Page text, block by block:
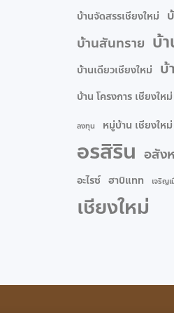
บ้านจัดสรรเชียงใหม่
บ้านสันทราย บ้
บ้านเดียวเชียงใหม่ บ้
บ้าน โครงการ เชียงใหม่
ลงทุน หมู่บ้าน เชียงใหม่
อรสิริน อสัง
อะไรซ์ ฮาบิแทท เจริญ
เชียงใหม่